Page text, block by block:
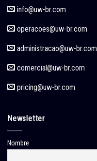
info@uw-br.com
operacoes@uw-br.com
administracao@uw-br.com
comercial@uw-br.com
pricing@uw-br.com
Newsletter
Nombre